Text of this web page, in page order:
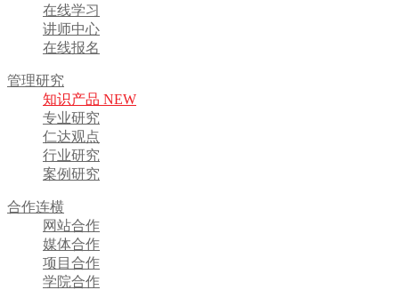
在线学习
讲师中心
在线报名
管理研究
知识产品 NEW
专业研究
仁达观点
行业研究
案例研究
合作连横
网站合作
媒体合作
项目合作
学院合作